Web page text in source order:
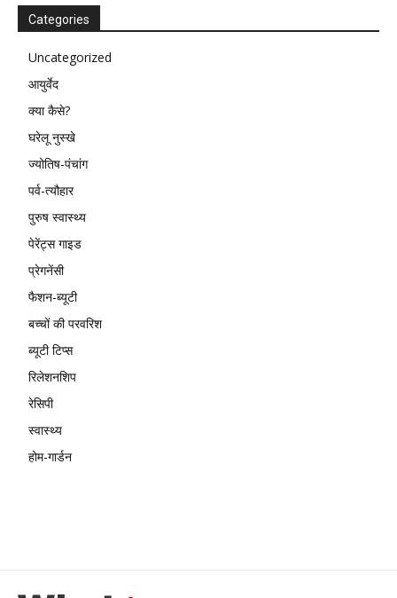
Categories
Uncategorized
आयुर्वेद
क्या कैसे?
घरेलू नुस्खे
ज्योतिष-पंचांग
पर्व-त्यौहार
पुरुष स्वास्थ्य
पेरेंट्स गाइड
प्रेगनेंसी
फैशन-ब्यूटी
बच्चों की परवरिश
ब्यूटी टिप्स
रिलेशनशिप
रेसिपी
स्वास्थ्य
होम-गार्डन